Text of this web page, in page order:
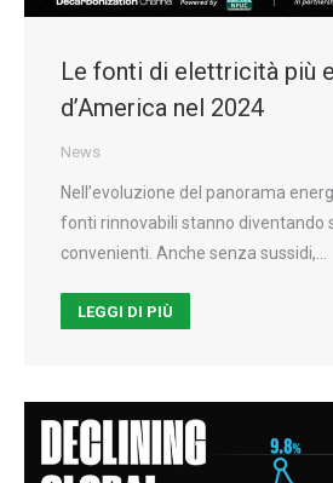
Le fonti di elettricità più
d’America nel 2024
News
Nell’evoluzione del panorama
fonti rinnovabili stanno diventando
convenienti. Anche senza sussidi,…
LEGGI DI PIÙ